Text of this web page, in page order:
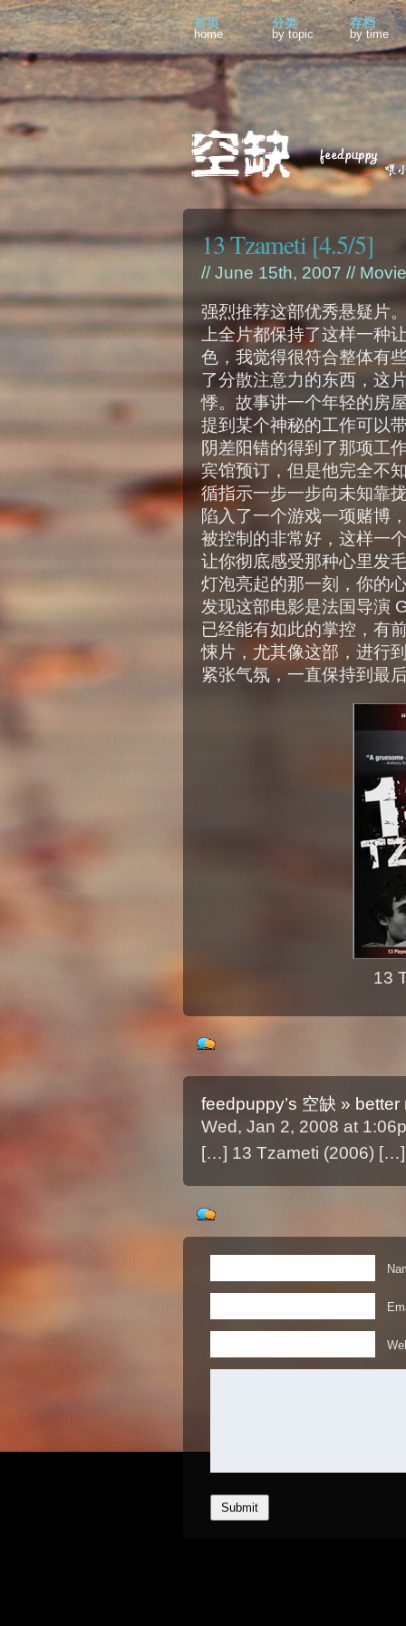
首页
home
分类
by topic
存档
by time
13 Tzameti [4.5/5]
// June 15th, 2007 // Movie
强烈推荐这部优秀悬疑片
上全片都保持了这样一种
色，我觉得很符合整体有
了分散注意力的东西，这
悸。故事讲一个年轻的房
提到某个神秘的工作可以
阴差阳错的得到了那项工
宾馆预订，但是他完全不
循指示一步一步向未知靠
陷入了一个游戏一项赌博
被控制的非常好，这样一
让你彻底感受那种心里发
灯泡亮起的那一刻，你的
发现这部电影是法国导演
已经能有如此的掌控，有
悚片，尤其像这部，进行
紧张气氛，一直保持到最
13
feedpuppy’s 空缺 »
Wed, Jan 2, 2008 at
[…] 13 Tzameti (2006) […]